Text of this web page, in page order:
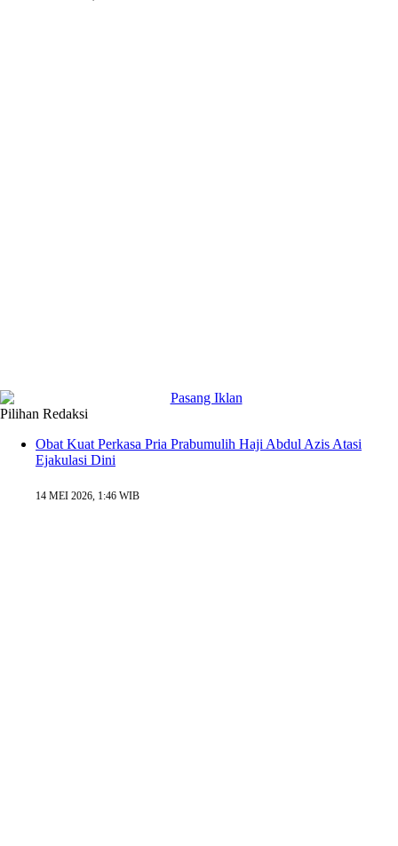
Pilihan Redaksi
Obat Kuat Perkasa Pria Prabumulih Haji Abdul Azis Atasi
Ejakulasi Dini
14 MEI 2026, 1:46 WIB